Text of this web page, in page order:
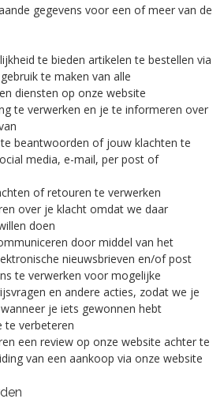
gegevens voor een of meer van de
te bieden artikelen te bestellen via
te maken van alle
diensten op onze website
te verwerken en je te informeren over
beantwoorden of jouw klachten te
media, e-mail, per post of
of retouren te verwerken
over je klacht omdat we daar
doen
door middel van het
nieuwsbrieven en/of post
te verwerken voor mogelijke
en andere acties, zodat we je
je iets gewonnen hebt
te verbeteren
een review op onze website achter te
van een aankoop via onze website